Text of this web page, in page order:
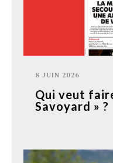
8 JUIN 2026
Qui veut
Savoyard » ?